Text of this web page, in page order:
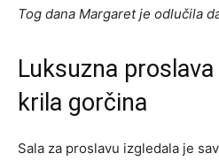
Tog dana Margaret je odlučila
Luksuzna
krila gorčina
Sala za proslavu izgledala je